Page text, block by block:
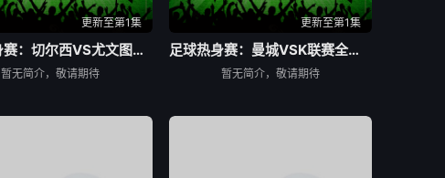
更新至第1集
足球热身赛：切尔西VS尤文图斯20260805
暂无简介，敬请期待
更新至第1集
足球热身赛：曼城VSK联赛全明星20260805
暂无简介，敬请期待